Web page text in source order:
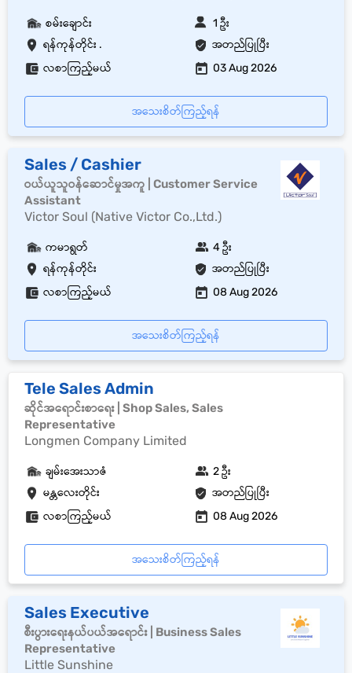
ရန်ကုန်တိုင်း . အတည်ပြုပြီး
စမ်းချောင်း 1 ဦး
လစာကြည့်မယ် 03 Aug 2026
အသေးစိတ်ကြည့်ရန်
Sales / Cashier
ဝယ်ယူသူဝန်ဆောင်မှုအကူ | Customer Service
Assistant
Victor Soul (Native Victor Co.,Ltd.)
ရန်ကုန်တိုင်း အတည်ပြုပြီး
ကမာရွတ် 4 ဦး
လစာကြည့်မယ် 08 Aug 2026
အသေးစိတ်ကြည့်ရန်
Tele Sales Admin
ဆိုင်အရောင်းစာရေး | Shop Sales, Sales
Representative
Longmen Company Limited
မန္တလေးတိုင်း အတည်ပြုပြီး
ချမ်းအေးသာဇံ 2 ဦး
လစာကြည့်မယ် 08 Aug 2026
အသေးစိတ်ကြည့်ရန်
Sales Executive
စီးပွားရေးနယ်ပယ်အရောင်း | Business Sales
Representative
Little Sunshine